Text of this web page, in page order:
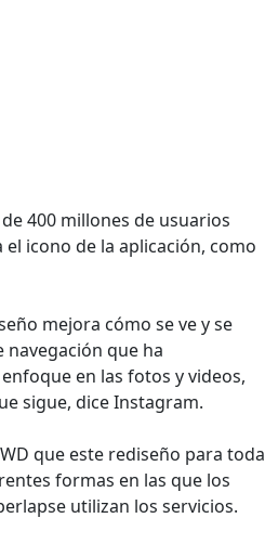
400 millones de usuarios
icono de la aplicación, como
mejora cómo se ve y se
que ha
en las fotos y videos,
sigue, dice Instagram.
que este rediseño para toda
formas en las que los
utilizan los servicios.